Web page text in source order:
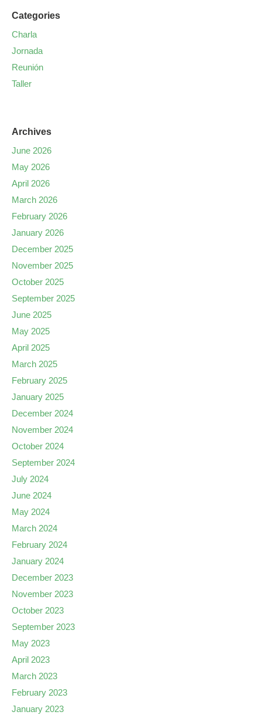
Categories
Charla
Jornada
Reunión
Taller
Archives
June 2026
May 2026
April 2026
March 2026
February 2026
January 2026
December 2025
November 2025
October 2025
September 2025
June 2025
May 2025
April 2025
March 2025
February 2025
January 2025
December 2024
November 2024
October 2024
September 2024
July 2024
June 2024
May 2024
March 2024
February 2024
January 2024
December 2023
November 2023
October 2023
September 2023
May 2023
April 2023
March 2023
February 2023
January 2023